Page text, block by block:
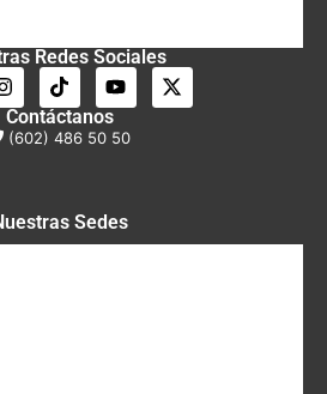
Redes Sociales
Contáctanos
(602) 486 50 50
Sedes